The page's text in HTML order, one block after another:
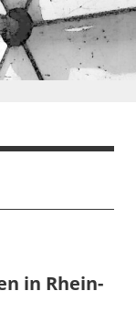
in Rhein-